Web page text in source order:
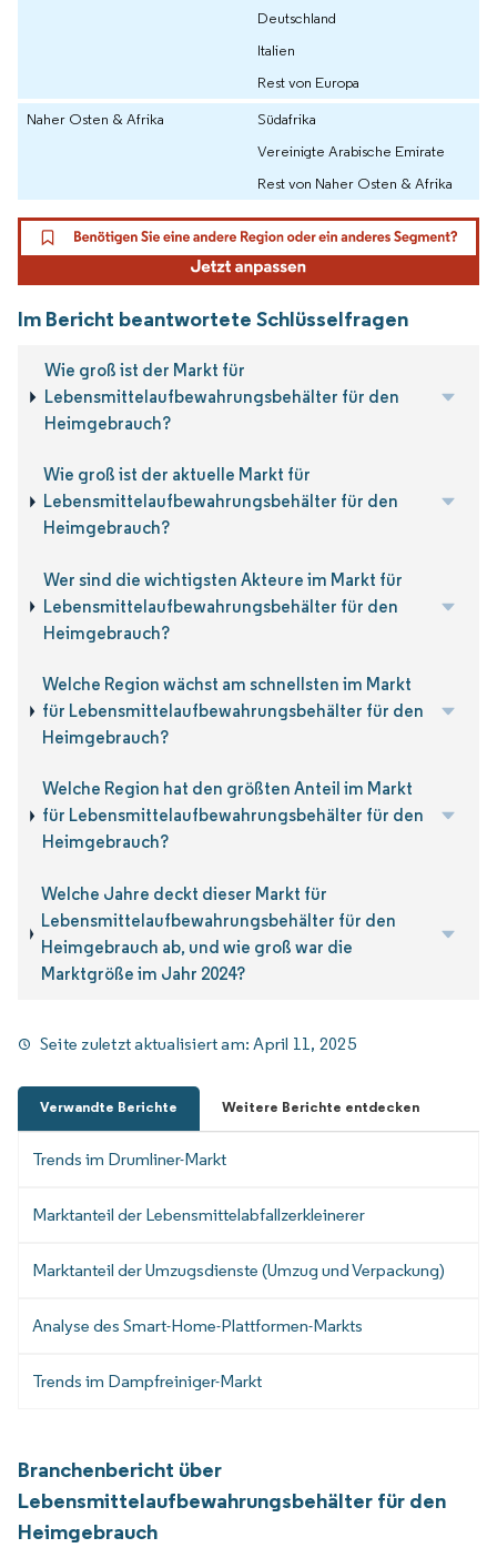
Deutschland
Italien
Rest von Europa
Naher Osten & Afrika
Südafrika
Vereinigte Arabische Emirate
Rest von Naher Osten & Afrika
Im Bericht beantwortete Schlüsselfragen
Wie groß ist der Markt für
Lebensmittelaufbewahrungsbehälter für den
Heimgebrauch?
Wie groß ist der aktuelle Markt für
Lebensmittelaufbewahrungsbehälter für den
Heimgebrauch?
Wer sind die wichtigsten Akteure im Markt für
Lebensmittelaufbewahrungsbehälter für den
Heimgebrauch?
Welche Region wächst am schnellsten im Markt
für Lebensmittelaufbewahrungsbehälter für den
Heimgebrauch?
Welche Region hat den größten Anteil im Markt
für Lebensmittelaufbewahrungsbehälter für den
Heimgebrauch?
Welche Jahre deckt dieser Markt für
Lebensmittelaufbewahrungsbehälter für den
Heimgebrauch ab, und wie groß war die
Marktgröße im Jahr 2024?
Seite zuletzt aktualisiert am:April 11, 2025
Verwandte Berichte Weitere Berichte entdecken
Trends im Drumliner-Markt
Marktanteil der Lebensmittelabfallzerkleinerer
Marktanteil der Umzugsdienste (Umzug und Verpackung)
Analyse des Smart-Home-Plattformen-Markts
Trends im Dampfreiniger-Markt
Branchenbericht über
Lebensmittelaufbewahrungsbehälter für den
Heimgebrauch